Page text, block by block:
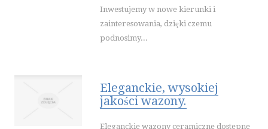
ADWOKACI, PORADY PRAWNE
ŚLUB I WESELE
SPRZĄTANIE, PORZĄDKOWANIE
INNE USŁUGI
Inwestujemy w nowe kierunki i
zainteresowania, dzięki czemu
podnosimy...
Eleganckie, wysokiej
jakości wazony.
Eleganckie wazony ceramiczne dostepne